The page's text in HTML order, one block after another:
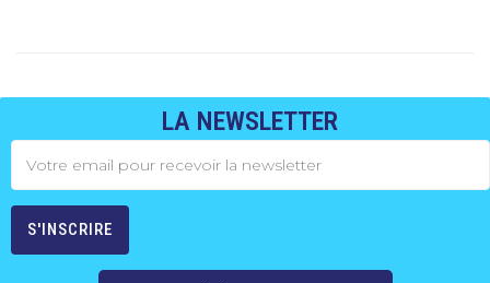
LA NEWSLETTER